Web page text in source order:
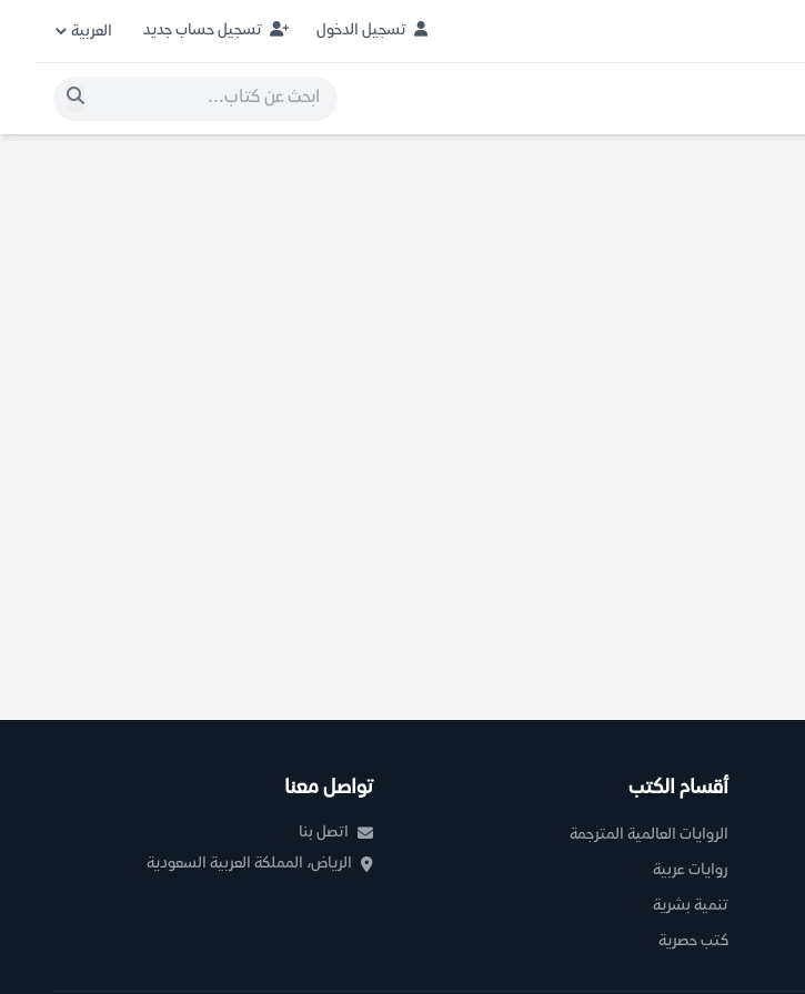
تسجيل الدخول تسجيل حساب جديد
أقسام الكتب
الروايات العالمية المترجمة
روايات عربية
تنمية بشرية
كتب حصرية
تواصل معنا
اتصل بنا
الرياض، المملكة العربية السعودية